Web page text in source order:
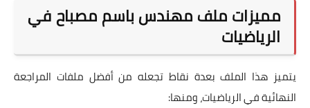
مميزات ملف مهندس باسم مصباح في
الرياضيات
يتميز هذا الملف بعدة نقاط تجعله من أفضل ملفات المراجعة
النهائية في الرياضيات، ومنها: